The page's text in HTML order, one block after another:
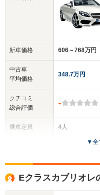
新車価格
中古車
平均価格
クチコミ
総合評価
乗車定員
606～768万円
348.7万円
-
4人
全高
1.41m
▼全
Eクラスカブリオレ